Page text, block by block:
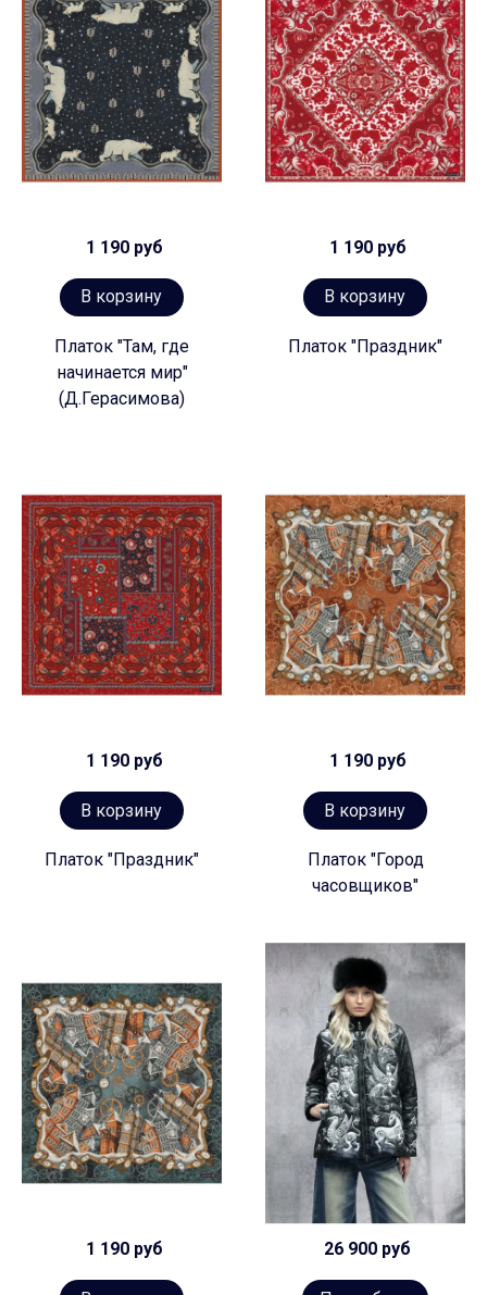
1 190 руб
В корзину
Платок "Там, где
начинается мир"
(Д.Герасимова)
1 190 руб
В корзину
Платок "Праздник"
1 190 руб
В корзину
Платок "Праздник"
1 190 руб
В корзину
Платок "Город
часовщиков"
1 190 руб 26 900 руб